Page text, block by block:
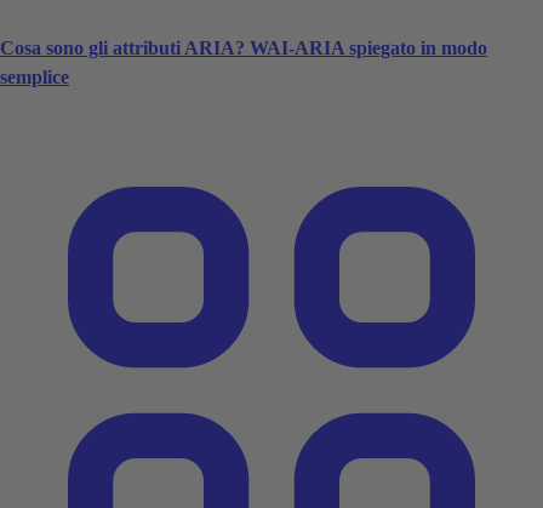
Cosa sono gli attributi ARIA? WAI-ARIA spiegato in modo
semplice